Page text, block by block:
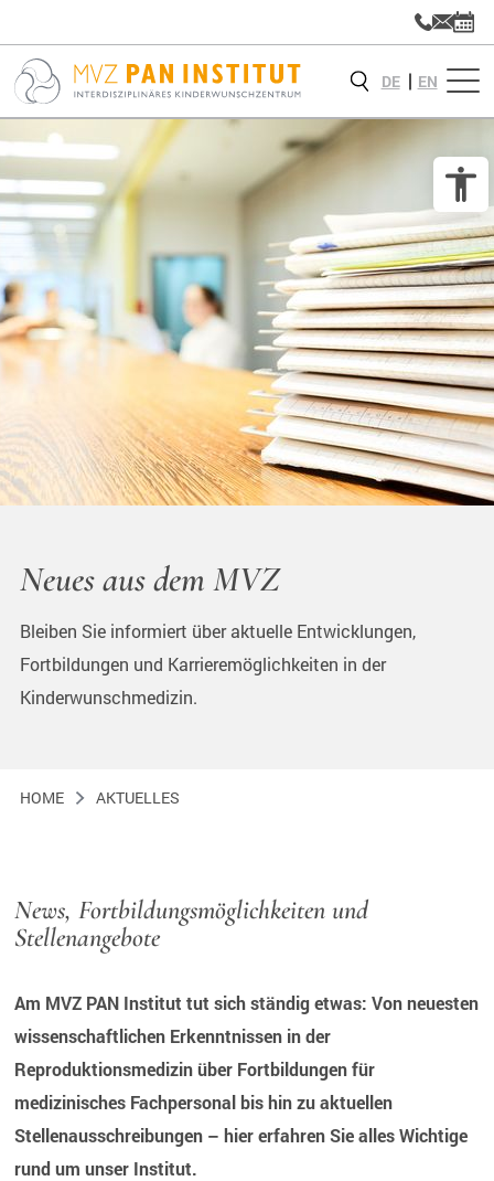
DE EN
Neues aus dem MVZ
Bleiben Sie informiert über aktuelle Entwicklungen,
Fortbildungen und Karrieremöglichkeiten in der
Kinderwunschmedizin.
HOME AKTUELLES
News, Fortbildungsmöglichkeiten und
Stellenangebote
Am MVZ PAN Institut tut sich ständig etwas: Von neuesten
wissenschaftlichen Erkenntnissen in der
Reproduktionsmedizin über Fortbildungen für
medizinisches Fachpersonal bis hin zu aktuellen
Stellenausschreibungen – hier erfahren Sie alles Wichtige
rund um unser Institut.